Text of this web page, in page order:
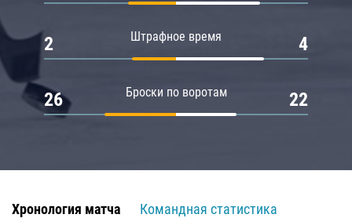
Штрафное время
2 4
Броски по воротам
26 22
Хронология матча
Командная статистика